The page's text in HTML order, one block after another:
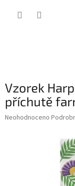
Vzorek
příchutě
Průměrné
Neohodnoceno